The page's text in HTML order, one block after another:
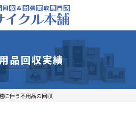
品回収実績
に伴う不用品の回収